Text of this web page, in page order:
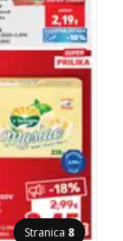
Stranica 8